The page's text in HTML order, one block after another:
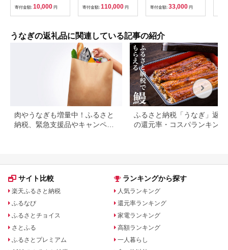
分 国産鰻 国産うなぎ
うな重 ひつまぶし 冷
蔵 ギフト プレゼント
るだけ 10000円 1万
円 料理店 玉子屋別館
寄付金額: 10,000 円 寄付金額: 110,000 円
焼 惣菜 おかず ウナ
ギ 鰻 蒲焼
寄付金額: 33,000 円
うなぎの返礼品に関連している記事の紹介
肉やうなぎも増量中！ふるさと
納税、緊急支援品やキャンペー
ふるさと納税「うなぎ」返礼
の還元率・コスパランキング
サイト比較
楽天ふるさと納税
ふるなび
ふるさとチョイス
さとふる
ふるさとプレミアム
ランキングから探す
人気ランキング
還元率ランキング
家電ランキング
高額ランキング
一人暮らし